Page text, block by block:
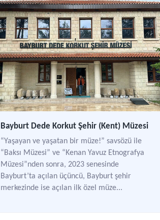
Bayburt Dede Korkut Şehir (Kent) Müzesi
“Yaşayan ve yaşatan bir müze!” savsözü ile
“Baksı Müzesi” ve “Kenan Yavuz Etnografya
Müzesi”nden sonra, 2023 senesinde
Bayburt’ta açılan üçüncü, Bayburt şehir
merkezinde ise açılan ilk özel müze...